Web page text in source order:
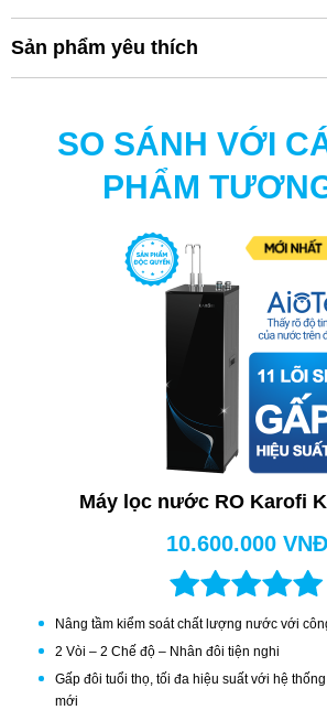
Sản phẩm yêu thích
SO SÁNH VỚI
PHẨM
Máy lọc nước RO Karofi
10.600.000 VNĐ
Nâng tầm kiểm soát chất lượng nước với
2 Vòi – 2 Chế độ – Nhân đôi tiện nghi
Gấp đôi tuổi thọ, tối đa hiệu suất với hệ
mới